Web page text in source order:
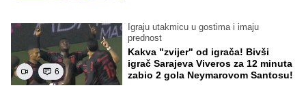
6
Igraju utakmicu u gostima i imaju
prednost
Kakva "zvijer" od igrača! Bivši
igrač Sarajeva Viveros za 12 minuta
zabio 2 gola Neymarovom Santosu!